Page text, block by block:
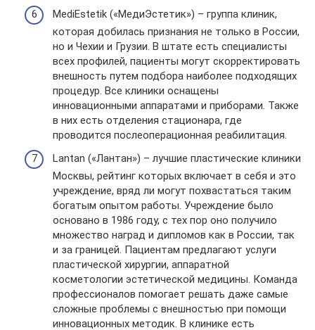
MediEstetik («МедиЭстетик») – группа клиник,
которая добилась признания не только в России,
но и Чехии и Грузии. В штате есть специалисты
всех профилей, пациенты могут скорректировать
внешность путем подбора наиболее подходящих
процедур. Все клиники оснащены
инновационными аппаратами и приборами. Также
в них есть отделения стационара, где
проводится послеоперационная реабилитация.
Lantan («Лантан») – лучшие пластические клиники
Москвы, рейтинг которых включает в себя и это
учреждение, вряд ли могут похвастаться таким
богатым опытом работы. Учреждение было
основано в 1986 году, с тех пор оно получило
множество наград и дипломов как в России, так
и за границей. Пациентам предлагают услуги
пластической хирургии, аппаратной
косметологии эстетической медицины. Команда
профессионалов помогает решать даже самые
сложные проблемы с внешностью при помощи
инновационных методик. В клинике есть